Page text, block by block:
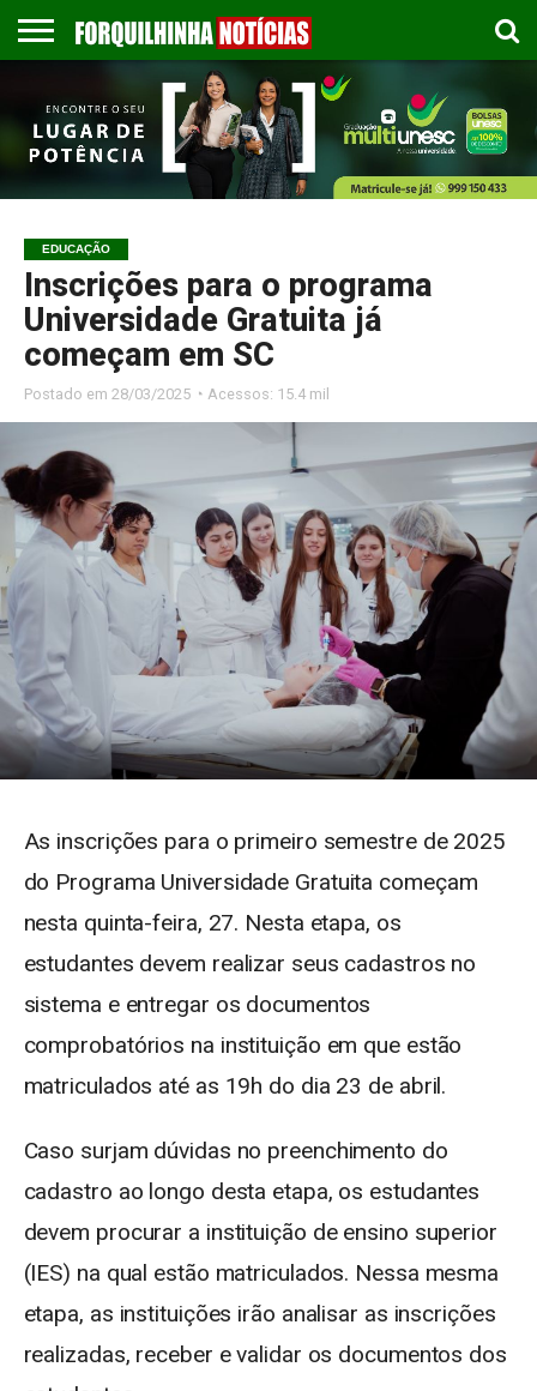
EMPREGOS
ESPORTES
PUBLICAÇÃO
LEGAL
GASTRONOMIA
CONTATO
EDUCAÇÃO
Inscrições para o programa
Universidade Gratuita já
começam em SC
Postado em 28/03/2025 ◔ Acessos: 15.4 mil
As inscrições para o primeiro semestre de 2025
do Programa Universidade Gratuita começam
nesta quinta-feira, 27. Nesta etapa, os
estudantes devem realizar seus cadastros no
sistema e entregar os documentos
comprobatórios na instituição em que estão
matriculados até as 19h do dia 23 de abril.
Caso surjam dúvidas no preenchimento do
cadastro ao longo desta etapa, os estudantes
devem procurar a instituição de ensino superior
(IES) na qual estão matriculados. Nessa mesma
etapa, as instituições irão analisar as inscrições
realizadas, receber e validar os documentos dos